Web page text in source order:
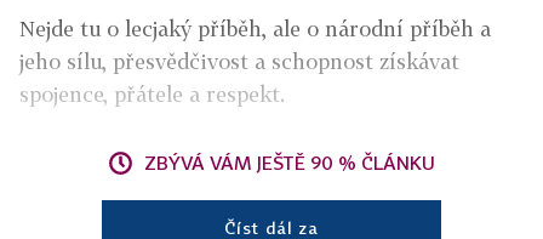
Nejde tu o lecjaký příběh, ale o národní příběh a
jeho sílu, přesvědčivost a schopnost získávat
spojence, přátele a respekt.
ZBÝVÁ VÁM JEŠTĚ 90 % ČLÁNKU
Číst dál za